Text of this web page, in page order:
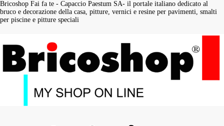
Bricoshop Fai fa te - Capaccio Paestum SA- il portale italiano dedicato al
bruco e decorazione della casa, pitture, vernici e resine per pavimenti, smalti
per piscine e pitture speciali